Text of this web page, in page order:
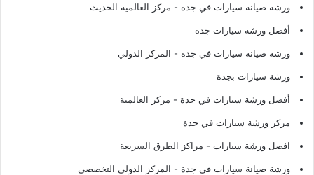
ورشة صيانة سيارات في جدة - مركز العالمية الحديث
أفضل ورشة سيارات جدة
ورشة صيانة سيارات في جدة - المركز الدولي
ورشة سيارات بجدة
أفضل ورشة سيارات في جدة - مركز العالمية
مركز ورشة سيارات في جدة
افضل ورشة سيارات - مراكز الطرق السريعة
ورشة صيانة سيارات في جدة - المركز الدولي التخصصي